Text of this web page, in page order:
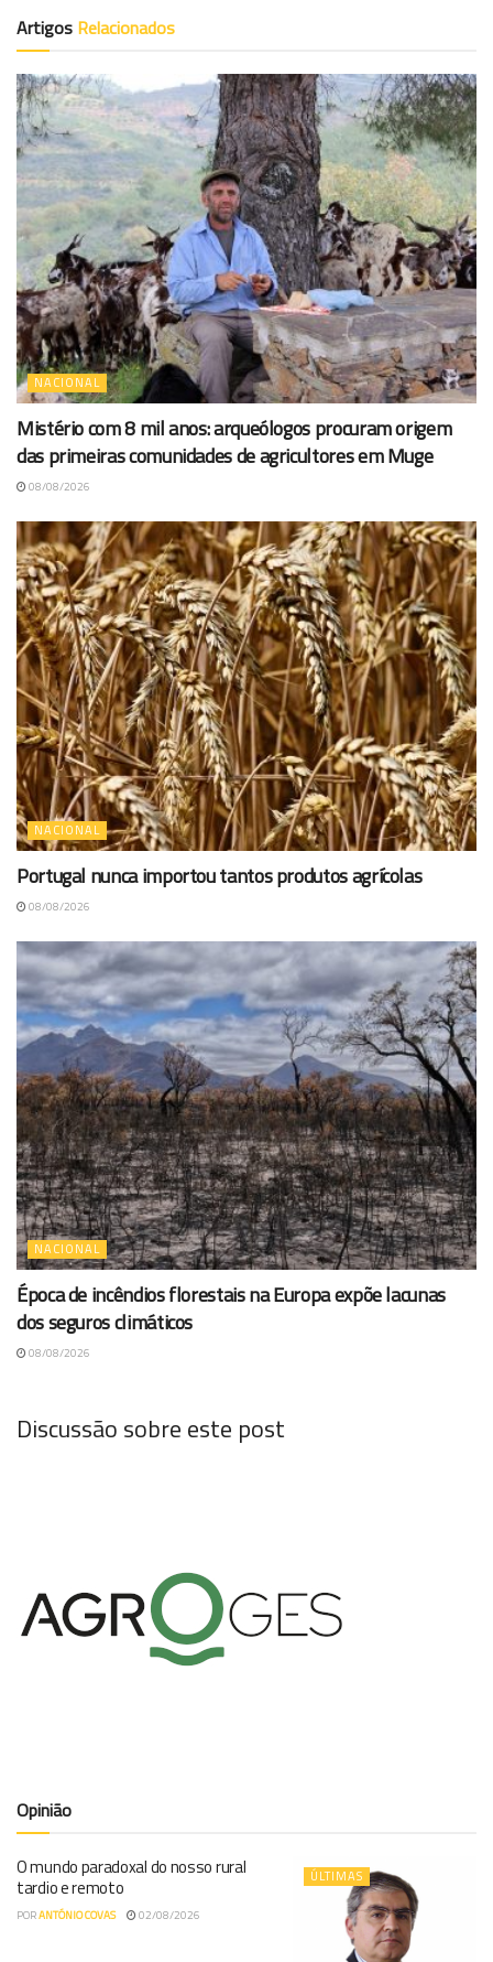
Artigos Relacionados
NACIONAL
Mistério com 8 mil anos: arqueólogos procuram origem
das primeiras comunidades de agricultores em Muge
08/08/2026
NACIONAL
Portugal nunca importou tantos produtos agrícolas
08/08/2026
NACIONAL
Época de incêndios florestais na Europa expõe lacunas
dos seguros climáticos
08/08/2026
Discussão sobre este post
Opinião
ÚLTIMAS
O mundo paradoxal do nosso rural
tardio e remoto
PORANTÓNIO COVAS 02/08/2026